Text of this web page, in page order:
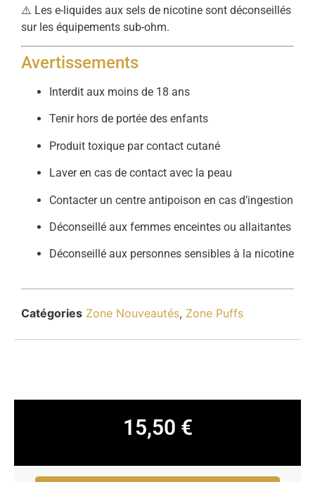
⚠️ Les e-liquides aux sels de nicotine sont déconseillés
sur les équipements sub-ohm.
Avertissements
Interdit aux moins de 18 ans
Tenir hors de portée des enfants
Produit toxique par contact cutané
Laver en cas de contact avec la peau
Contacter un centre antipoison en cas d’ingestion
Déconseillé aux femmes enceintes ou allaitantes
Déconseillé aux personnes sensibles à la nicotine
Catégories Zone Nouveautés, Zone Puffs
15,50 €